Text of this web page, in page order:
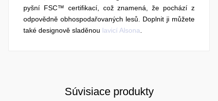
pyšní FSC™ certifikací, což znamená, že pochází z
odpovědně obhospodařovaných lesů. Doplnit ji můžete
také designově sladěnou lavicí Alsona
Súvisiace produkty